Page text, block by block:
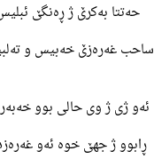
حەتتا بەکرێ ژ ڕەنگێ
ساحب غەرەزێ خەبیس و
ئەو ژی ژ وی حالی بوو
ڕابوو ژ جهێ خوە ئەو